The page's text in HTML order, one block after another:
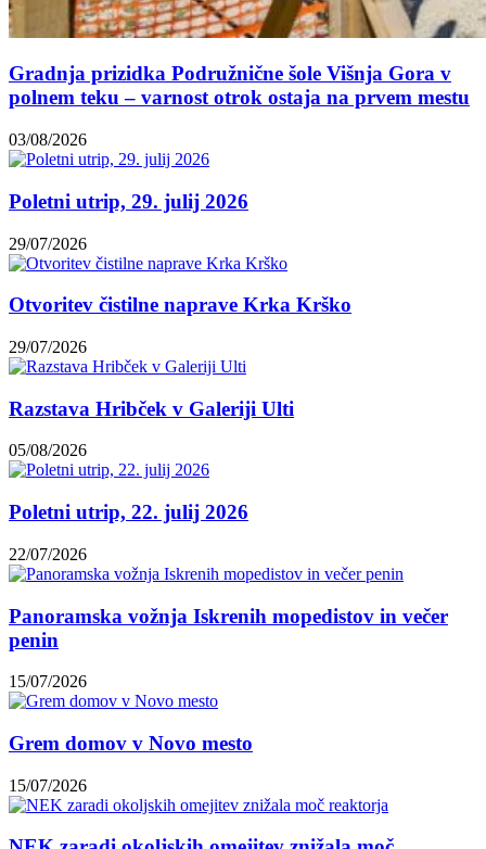
Gradnja prizidka Podružnične šole Višnja Gora v
polnem teku – varnost otrok ostaja na prvem mestu
03/08/2026
Poletni utrip, 29. julij 2026
29/07/2026
Otvoritev čistilne naprave Krka Krško
29/07/2026
Razstava Hribček v Galeriji Ulti
05/08/2026
Poletni utrip, 22. julij 2026
22/07/2026
Panoramska vožnja Iskrenih mopedistov in večer
penin
15/07/2026
Grem domov v Novo mesto
15/07/2026